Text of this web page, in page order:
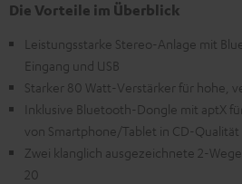
Die Vorteile im Überblick
Leistungsstarke Stereo-Anlage mit
Eingang und USB
Starker 80 Watt-Verstärker für hohe,
Inklusive Bluetooth-Dongle mit aptX
von Smartphone/Tablet in CD-Qualität
Zwei klanglich ausgezeichnete 2-
20